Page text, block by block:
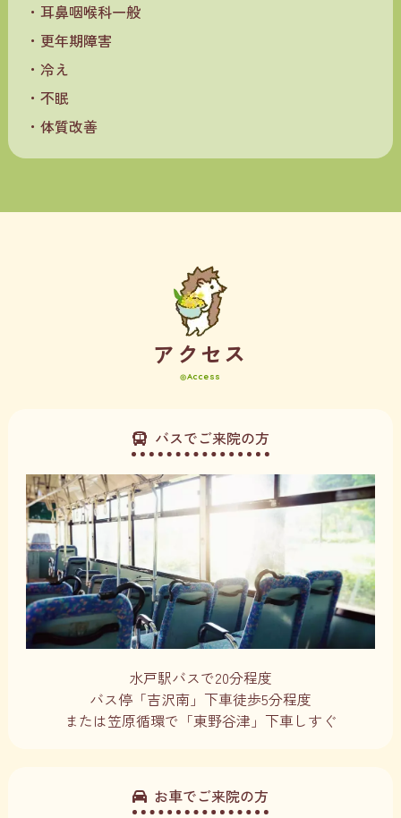
耳鼻咽喉科一般
更年期障害
冷え
不眠
体質改善
ア クセス
Access
バスでご来院の方
水戸駅バスで20分程度
バス停「吉沢南」下車徒歩5分程度
または笠原循環で「東野谷津」下車しすぐ
お車でご来院の方